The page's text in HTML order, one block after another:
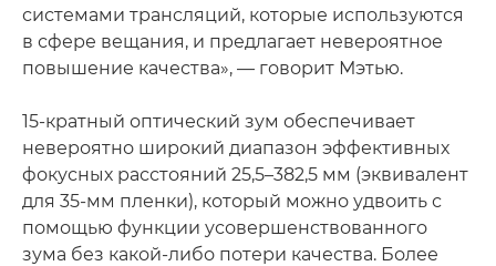
системами трансляций, которые используются
в сфере вещания, и предлагает невероятное
повышение качества», — говорит Мэтью.
15-кратный оптический зум обеспечивает
невероятно широкий диапазон эффективных
фокусных расстояний 25,5–382,5 мм (эквивалент
для 35-мм пленки), который можно удвоить с
помощью функции усовершенствованного
зума без какой-либо потери качества. Более